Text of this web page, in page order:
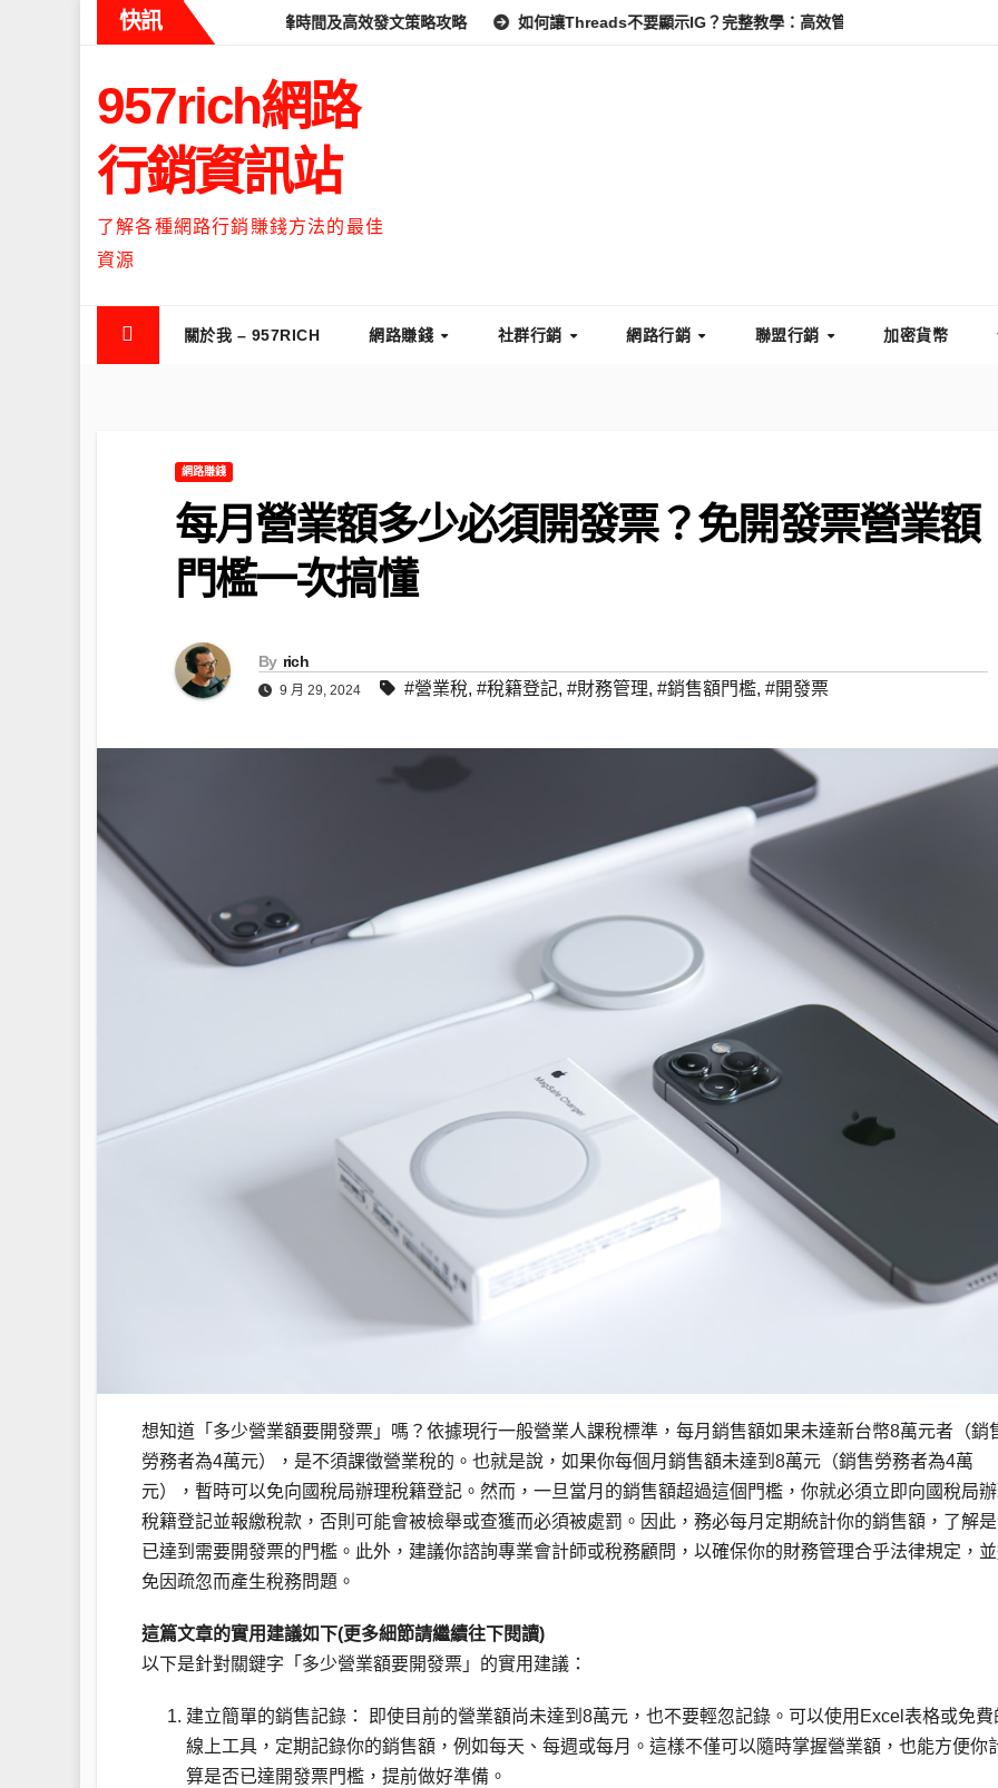
快訊
麼時候流量最高？流量高峰時間及高效發文策略攻略 如何讓Threads不要顯示IG？完整教學：高效管理你的線上隱私與數據安全
957rich網路
行銷資訊站
了解各種網路行銷賺錢方法的最佳
資源
關於我 – 957RICH 網路賺錢 社群行銷 網路行銷 聯盟行銷 加密貨幣
網路賺錢
每月營業額多少必須開發票？免開發票營業額
門檻一次搞懂
By rich
9 月 29, 2024 #營業稅, #稅籍登記, #財務管理, #銷售額門檻, #開發票
想知道「多少營業額要開發票」嗎？依據現行一般營業人課稅標準，每月銷售額如果未達新台幣8萬元者（銷
勞務者為4萬元），是不須課徵營業稅的。也就是說，如果你每個月銷售額未達到8萬元（銷售勞務者為4萬
元），暫時可以免向國稅局辦理稅籍登記。然而，一旦當月的銷售額超過這個門檻，你就必須立即向國稅局
稅籍登記並報繳稅款，否則可能會被檢舉或查獲而必須被處罰。因此，務必每月定期統計你的銷售額，了解
已達到需要開發票的門檻。此外，建議你諮詢專業會計師或稅務顧問，以確保你的財務管理合乎法律規定，
免因疏忽而產生稅務問題。
這篇文章的實用建議如下(更多細節請繼續往下閱讀)
以下是針對關鍵字「多少營業額要開發票」的實用建議：
建立簡單的銷售記錄： 即使目前的營業額尚未達到8萬元，也不要輕忽記錄。可以使用Excel表格或免費
線上工具，定期記錄你的銷售額，例如每天、每週或每月。這樣不僅可以隨時掌握營業額，也能方便你
算是否已達開發票門檻，提前做好準備。